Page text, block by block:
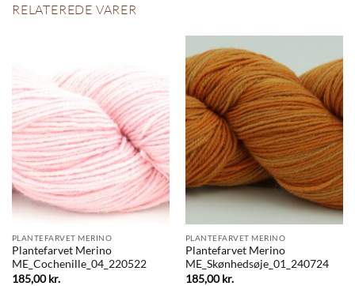
RELATEREDE VARER
PLANTEFARVET MERINO
Plantefarvet Merino
ME_Cochenille_04_220522
185,00kr.
PLANTEFARVET MERINO
Plantefarvet Merino
ME_Skønhedsøje_01_240724
185,00kr.